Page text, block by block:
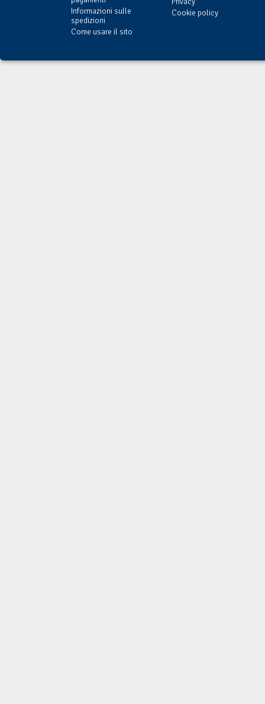
Informazioni sulle
spedizioni
Come usare il sito
Cookie policy